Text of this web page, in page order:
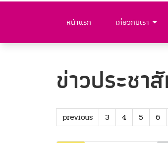
หน้าแรก เกี่ยวกับเรา
ข่าวประชา
previous 3 4 5 6